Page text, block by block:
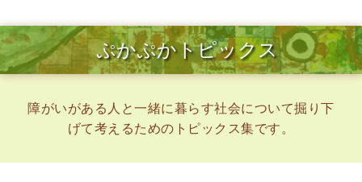
ぷかぷかトピックス
障がいがある人と一緒に暮らす社会について掘り下
げて考えるためのトピックス集です。